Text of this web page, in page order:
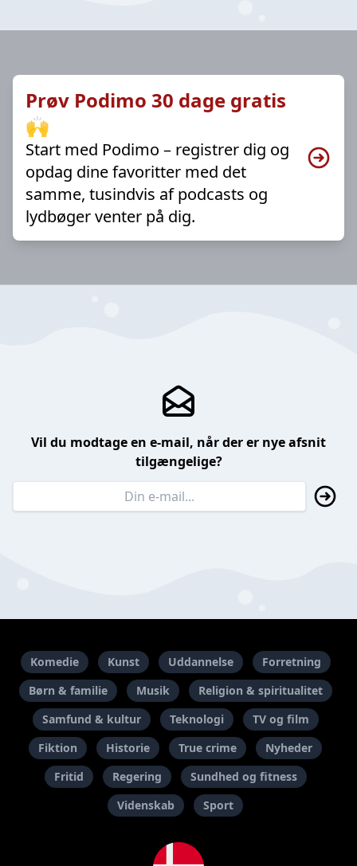
Prøv Podimo 30 dage gratis
🙌
Start med Podimo – registrer dig og
opdag dine favoritter med det
samme, tusindvis af podcasts og
lydbøger venter på dig.
Vil du modtage en e-mail, når der er nye afsnit
tilgængelige?
Komedie Kunst Uddannelse
Forretning
Børn & familie
Musik
Religion & spiritualitet
Samfund & kultur
Teknologi
TV og film
Fiktion
Historie True crime
Nyheder
Fritid
Regering
Sundhed og fitness
Videnskab
Sport